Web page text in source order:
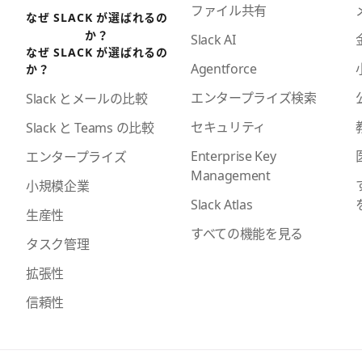
なぜ SLACK が選ばれるの
か？
なぜ SLACK が選ばれるの
か？
Slack とメールの比較
Slack と Teams の比較
エンタープライズ
小規模企業
生産性
タスク管理
拡張性
信頼性
ファイル共有
Slack AI
Agentforce
エンタープライズ検索
セキュリティ
Enterprise Key
Management
Slack Atlas
すべての機能を見る